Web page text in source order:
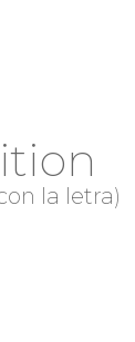
la letra)